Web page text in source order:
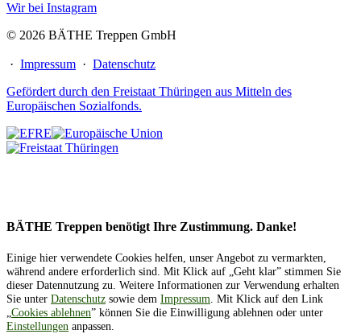
Wir bei Instagram
© 2026 BÄTHE Treppen GmbH
· Impressum · Datenschutz
Gefördert durch den Freistaat Thüringen aus Mitteln des
Europäischen Sozialfonds.
BÄTHE Treppen benötigt Ihre Zustimmung. Danke!
Einige hier verwendete Cookies helfen, unser Angebot zu vermarkten,
während andere erforderlich sind. Mit Klick auf „Geht klar” stimmen Sie
dieser Datennutzung zu. Weitere Informationen zur Verwendung erhalten
Sie unter Datenschutz sowie dem Impressum. Mit Klick auf den Link
„Cookies ablehnen” können Sie die Einwilligung ablehnen oder unter
Einstellungen anpassen.